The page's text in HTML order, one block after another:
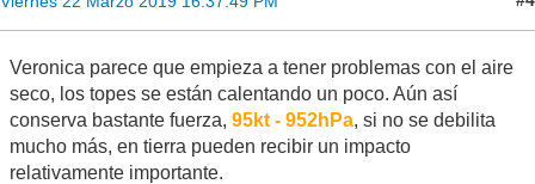
Veronica parece que empieza a tener problemas con el aire
seco, los topes se están calentando un poco. Aún así
conserva bastante fuerza, 95kt - 952hPa, si no se debilita
mucho más, en tierra pueden recibir un impacto
relativamente importante.